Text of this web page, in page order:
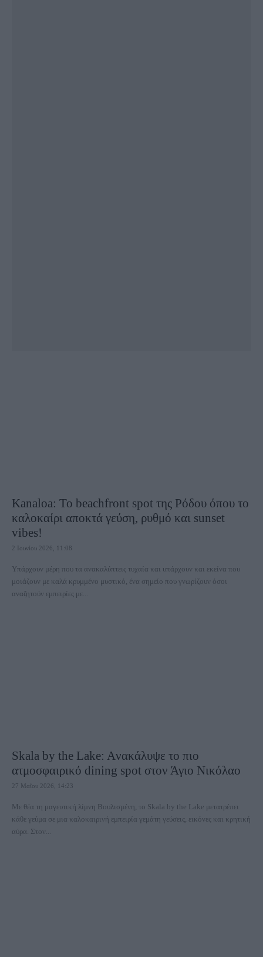
Kanaloa: Το beachfront spot της Ρόδου όπου το
καλοκαίρι αποκτά γεύση, ρυθμό και sunset
vibes!
2 Ιουνίου 2026, 11:08
Υπάρχουν μέρη που τα ανακαλύπτεις τυχαία και υπάρχουν και εκείνα που
μοιάζουν με καλά κρυμμένο μυστικό, ένα σημείο που γνωρίζουν όσοι
αναζητούν εμπειρίες με...
Skala by the Lake: Aνακάλυψε το πιο
ατμοσφαιρικό dining spot στον Άγιο Νικόλαο
27 Μαΐου 2026, 14:23
Με θέα τη μαγευτική λίμνη Βουλισμένη, το Skala by the Lake μετατρέπει
κάθε γεύμα σε μια καλοκαιρινή εμπειρία γεμάτη γεύσεις, εικόνες και κρητική
αύρα. Στον...